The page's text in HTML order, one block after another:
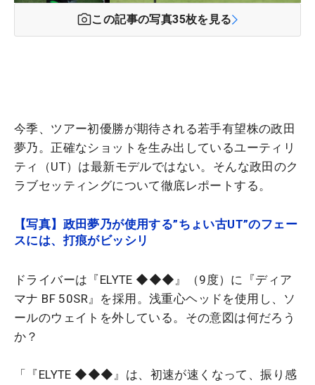
この記事の写真35枚を見る
今季、ツアー初優勝が期待される若手有望株の政田
夢乃。正確なショットを生み出しているユーティリ
ティ（UT）は最新モデルではない。そんな政田のク
ラブセッティングについて徹底レポートする。
【写真】政田夢乃が使用する”ちょい古UT”のフェー
スには、打痕がビッシリ
ドライバーは『ELYTE ◆◆◆』（9度）に『ディア
マナ BF 50SR』を採用。浅重心ヘッドを使用し、ソ
ールのウェイトを外している。その意図は何だろう
か？
「『ELYTE ◆◆◆』は、初速が速くなって、振り感